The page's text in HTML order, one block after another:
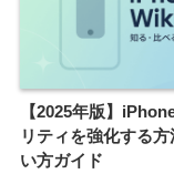
【2025年版】
リティを強化する
い方ガイド